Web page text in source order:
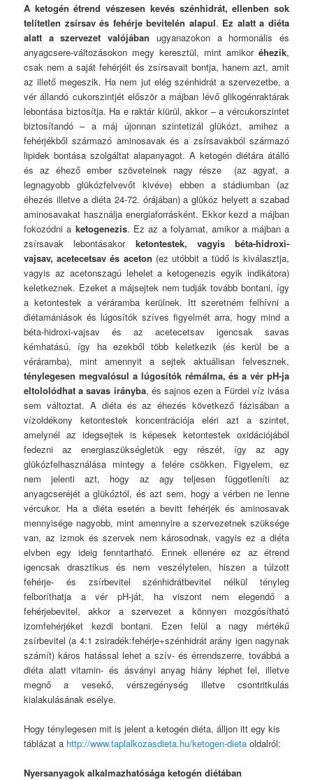
A ketogén étrend vészesen kevés szénhidrát, ellenben sok
telítetlen zsírsav és fehérje bevitelén alapul. Ez alatt a diéta
alatt a szervezet valójában ugyanazokon a hormonális és
anyagcsere-változásokon megy keresztül, mint amikor éhezik,
csak nem a saját fehérjéit és zsírsavait bontja, hanem azt, amit
az illető megeszik. Ha nem jut elég szénhidrát a szervezetbe, a
vér állandó cukorszintjét először a májban lévő glikogénraktárak
lebontása biztosítja. Ha e raktár kiürül, akkor – a vércukorszintet
biztosítandó – a máj újonnan szintetizál glükózt, amihez a
fehérjékből származó aminosavak és a zsírsavakból származó
lipidek bontása szolgáltat alapanyagot. A ketogén diétára átálló
és az éhező ember szöveteinek nagy része (az agyat, a
legnagyobb glükózfelvevőt kivéve) ebben a stádiumban (az
éhezés illetve a diéta 24-72. órájában) a glükóz helyett a szabad
aminosavakat használja energiaforrásként. Ekkor kezd a májban
fokozódni a ketogenezis. Ez az a folyamat, amikor a májban a
zsírsavak lebontásakor ketontestek, vagyis béta-hidroxi-
vajsav, acetecetsav és aceton (ez utóbbit a tüdő is kiválasztja,
vagyis az acetonszagú lehelet a ketogenezis egyik indikátora)
keletkeznek. Ezeket a májsejtek nem tudják tovább bontani, így
a ketontestek a véráramba kerülnek. Itt szeretném felhívni a
diétamániások és lúgosítók szíves figyelmét arra, hogy mind a
béta-hidroxi-vajsav és az acetecetsav igencsak savas
kémhatású, így ha ezekből több keletkezik (és kerül be a
véráramba), mint amennyit a sejtek aktuálisan felvesznek,
ténylegesen megvalósul a lúgosítók rémálma, és a vér pH-ja
eltololódhat a savas irányba, és sajnos ezen a Fürdei víz ivása
sem változtat. A diéta és az éhezés következő fázisában a
vízoldékony ketontestek koncentrációja eléri azt a szintet,
amelynél az idegsejtek is képesek ketontestek oxidációjából
fedezni az energiaszükségletük egy részét, így az agy
glükózfelhasználása mintegy a felére csökken. Figyelem, ez
nem jelenti azt, hogy az agy teljesen függetleníti az
anyagcseréjét a glükóztól, és azt sem, hogy a vérben ne lenne
vércukor. Ha a diéta esetén a bevitt fehérjék és aminosavak
mennyisége nagyobb, mint amennyire a szervezetnek szüksége
van, az izmok és szervek nem károsodnak, vagyis ez a diéta
elvben egy ideig fenntartható. Ennek ellenére ez az étrend
igencsak drasztikus és nem veszélytelen, hiszen a túlzott
fehérje- és zsírbevitel szénhidrátbevitel nélkül tényleg
felboríthatja a vér pH-ját, ha viszont nem elegendő a
fehérjebevitel, akkor a szervezet a könnyen mozgósítható
izomfehérjéket kezdi bontani. Ezen felül a nagy mértékű
zsírbevitel (a 4:1 zsiradék:fehérje+szénhidrát arány igen nagynak
számít) káros hatással lehet a szív- és érrendszerre, továbbá a
diéta alatt vitamin- és ásványi anyag hiány léphet fel, illetve
megnő a vesekő, vérszegénység illetve csontritkulás
kialakulásának esélye.
Hogy ténylegesen mit is jelent a ketogén diéta, álljon itt egy kis
táblázat a http://www.taplalkozasdieta.hu/ketogen-dieta oldalról:
Nyersanyagok alkalmazhatósága ketogén diétában